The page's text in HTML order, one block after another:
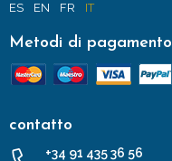
ES EN FR IT
Metodi di pagamento
contatto
+34 91 435 36 56